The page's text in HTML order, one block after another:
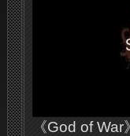
《God of